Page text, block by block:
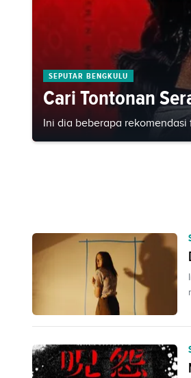
SEPUTAR BENGKULU
Cari Tontonan
Ini dia beberapa